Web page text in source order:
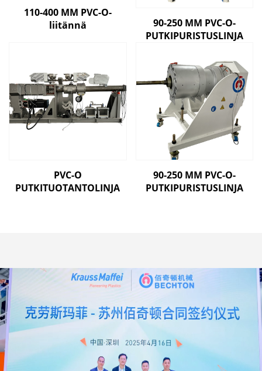
110-400 MM PVC-O-
liitännä
90-250 MM PVC-O-
PUTKIPURISTUSLINJA
PVC-O
PUTKITUOTANTOLINJA
90-250 MM PVC-O-
PUTKIPURISTUSLINJA